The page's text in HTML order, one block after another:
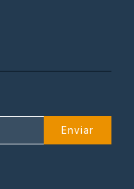
Enviar